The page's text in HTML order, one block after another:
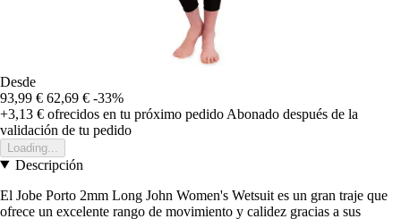
Desde
93,99 € 62,69 € -33%
+3,13 € ofrecidos en tu próximo pedido Abonado después de la
validación de tu pedido
Loading...
Descripción
El Jobe Porto 2mm Long John Women's Wetsuit es un gran traje que
ofrece un excelente rango de movimiento y calidez gracias a sus